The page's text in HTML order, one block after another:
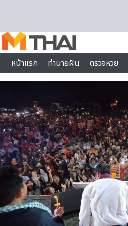
หน้าแรก
ทำนายฝัน ตรวจหวย
ไลฟ์สไตล์